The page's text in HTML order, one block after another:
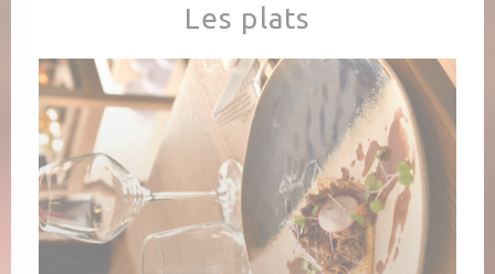
Les plats